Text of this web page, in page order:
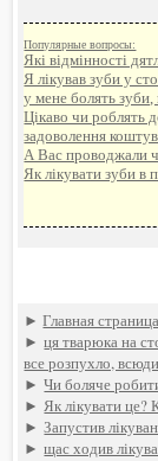
Популярные вопросы:
Які відмінності
Я лікував зуби у
у мене болять
Цікаво чи роблять
задоволення
А Вас проводжали
Як лікувати зуби в
►Главная страница
►ця тварюка на
все розпухло,
►Чи боляче
►Як лікувати це?
►Запустив
►щас ходив